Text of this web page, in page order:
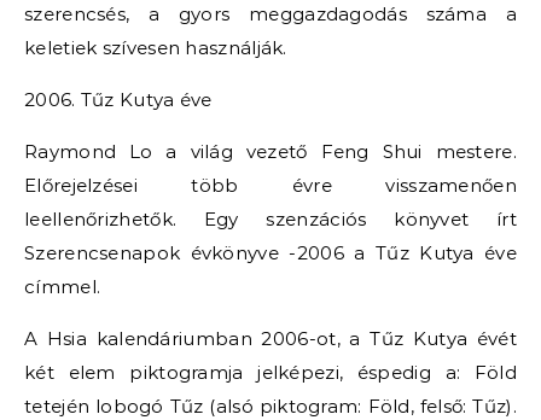
szerencsés, a gyors meggazdagodás száma a
keletiek szívesen használják.
2006. Tűz Kutya éve
Raymond Lo a világ vezető Feng Shui mestere.
Előrejelzései több évre visszamenően
leellenőrizhetők. Egy szenzációs könyvet írt
Szerencsenapok évkönyve -2006 a Tűz Kutya éve
címmel.
A Hsia kalendáriumban 2006-ot, a Tűz Kutya évét
két elem piktogramja jelképezi, éspedig a: Föld
tetején lobogó Tűz (alsó piktogram: Föld, felső: Tűz).